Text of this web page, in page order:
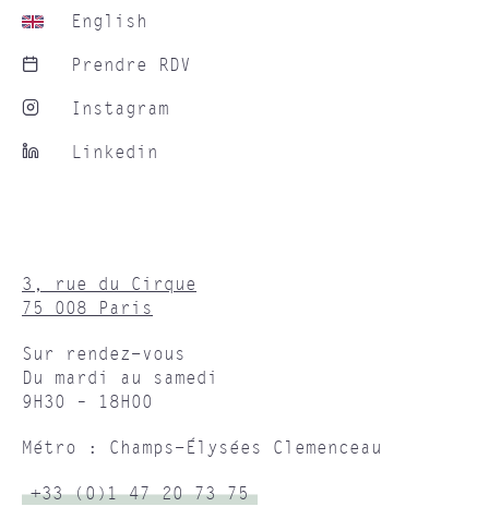
English
Prendre RDV
Instagram
Linkedin
3, rue du Cirque
75 008 Paris
Sur rendez-vous
Du mardi au samedi
9H30 – 18H00
Métro : Champs-Élysées Clemenceau
+33 (0)1 47 20 73 75